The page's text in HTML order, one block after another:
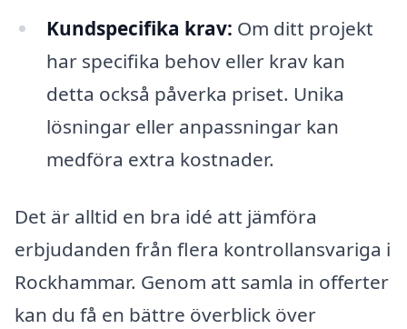
Kundspecifika krav: Om ditt projekt
har specifika behov eller krav kan
detta också påverka priset. Unika
lösningar eller anpassningar kan
medföra extra kostnader.
Det är alltid en bra idé att jämföra
erbjudanden från flera kontrollansvariga i
Rockhammar. Genom att samla in offerter
kan du få en bättre överblick över